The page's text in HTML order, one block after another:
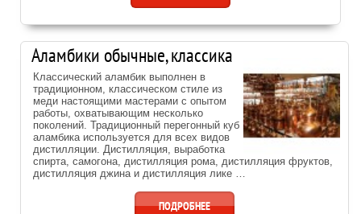
Аламбики обычные, классика
Классический аламбик выполнен в
традиционном, классическом стиле из
меди настоящими мастерами с опытом
работы, охватывающим несколько
поколений. Традиционный перегонный куб
аламбика используется для всех видов
дистилляции. Дистилляция, выработка
спирта, самогона, дистилляция рома, дистилляция фруктов,
дистилляция джина и дистилляция лике …
ПОДРОБНЕЕ